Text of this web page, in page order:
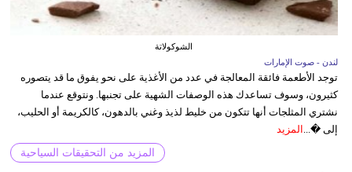
الشوكولاتة
لندن - صوت الإمارات
توجد الأطعمة فائقة المعالجة في عدد من الأغذية على نحو يفوق ما قد يتصوره
كثيرون، وسوف تساعدك هذه الوصفات الشهية على تجنبها. ونتوقع عندما
نشتري المثلجات أنها تتكون من خليط لذيذ وغني بالدهون، كالكريمة أو الحليب،
إلى �... المزيد
المزيد من التحقيقات السياحية